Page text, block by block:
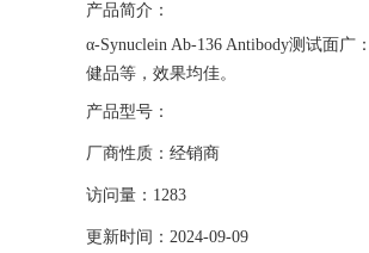
产品简介：
α-Synuclein Ab-136 Antibody测试面
健品等，效果均佳。
产品型号：
厂商性质：经销商
访问量：1283
更新时间：2024-09-09